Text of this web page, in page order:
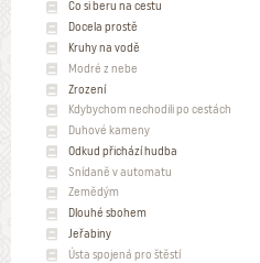
Co si beru na cestu
Docela prostě
Kruhy na vodě
Modré z nebe
Zrození
Kdybychom nechodili po cestách
Duhové kameny
Odkud přichází hudba
Snídaně v automatu
Zemědým
Dlouhé sbohem
Jeřabiny
Ústa spojená pro štěstí